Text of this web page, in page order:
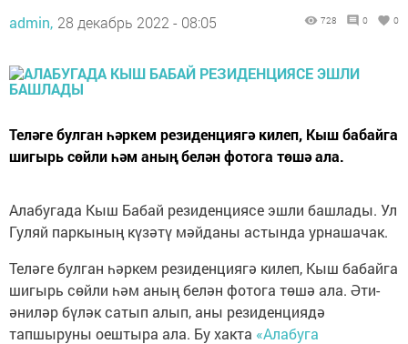
admin, 28 декабрь 2022 - 08:05 728 0 0
Теләге булган һәркем резиденциягә килеп, Кыш бабайга
шигырь сөйли һәм аның белән фотога төшә ала.
Алабугада Кыш Бабай резиденциясе эшли башлады. Ул
Гуляй паркының күзәтү мәйданы астында урнашачак.
Теләге булган һәркем резиденциягә килеп, Кыш бабайга
шигырь сөйли һәм аның белән фотога төшә ала. Әти-
әниләр бүләк сатып алып, аны резиденциядә
тапшыруны оештыра ала. Бу хакта «Алабуга